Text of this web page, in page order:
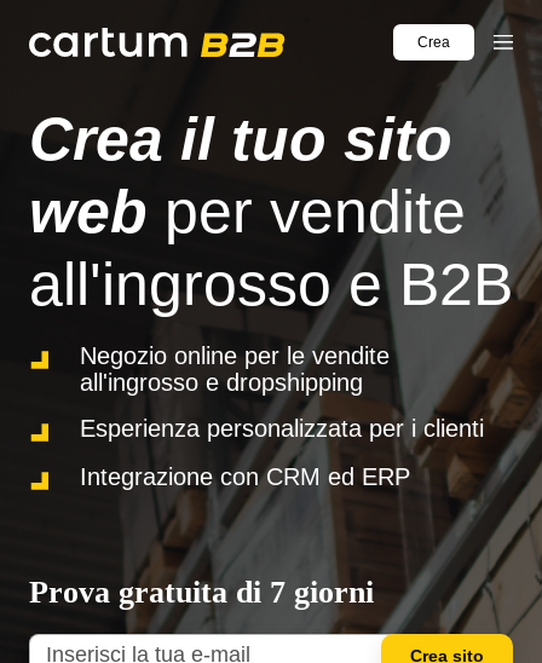
Crea
sito
web
Crea il tuo sito
web per vendite
all'ingrosso e B2B
Negozio online per le vendite
all'ingrosso e dropshipping
Esperienza personalizzata per i clienti
Integrazione con CRM ed ERP
Prova gratuita di 7 giorni
Crea sito